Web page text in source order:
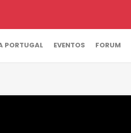
PORTUGAL EVENTOS FORUM